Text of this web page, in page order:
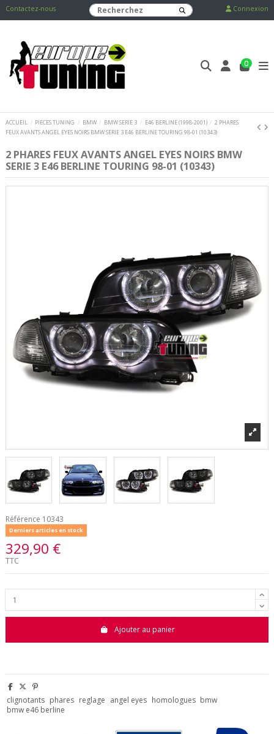
Contactez-nous Connexion
0
ACCUEIL PIECES TUNING BMW BMW SERIE 3 E46 BERLINE (1998-2001)
2 PHARES
FEUX AVANTS ANGEL EYES NOIRS BMW SERIE 3 E46 BERLINE TOURING 98-01 (10343)
2 PHARES FEUX AVANTS ANGEL EYES NOIRS BMW
SERIE 3 E46 BERLINE TOURING 98-01 (10343)
Référence 10343
Derniers articles en stock
329,90 €
TTC
Ajouter au panier
clignotants phares reglage angel eyes homologues bmw
bmw e46 berline